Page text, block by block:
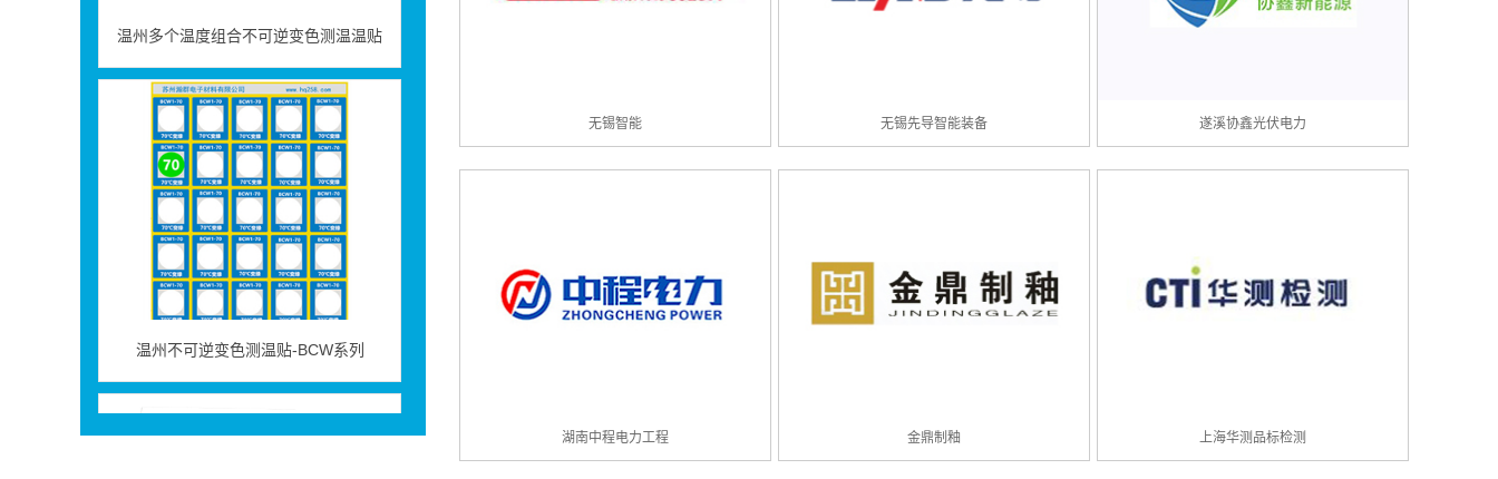
温州不可逆变色测温贴-BCW系列
无锡智能 无锡先导智能装备 遂溪协鑫光伏电力
湖南中程电力工程 金鼎制釉 上海华测品标检测